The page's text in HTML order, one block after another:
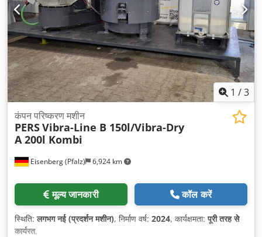
1 /3
Eisenberg (Pfalz) 6,924 km
कंपन परिष्करण मशीन
PERSVibra-Line B 150l/Vibra-Dry
A 200l Kombi
मूल्य जानकारी कॉल करें
स्थिति:लगभग नई (प्रदर्शन मशीन), निर्माण वर्ष: 2024, कार्यक्षमता:पूरी तरह से
कार्यरत,